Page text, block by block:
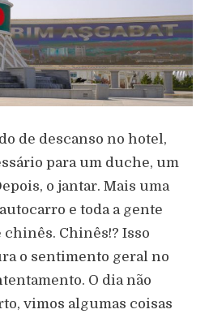
de descanso no hotel,
para um duche, um
o jantar. Mais uma
e toda a gente
Chinês!? Isso
o sentimento geral no
O dia não
vimos algumas coisas